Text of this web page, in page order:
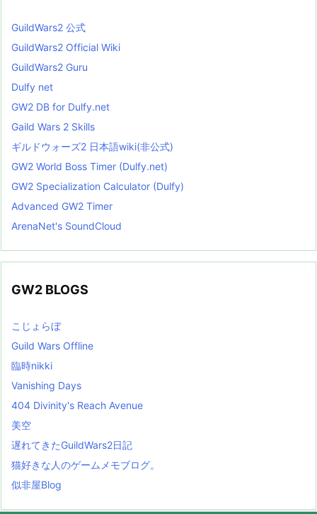
GuildWars2 公式
GuildWars2 Official Wiki
GuildWars2 Guru
Dulfy net
GW2 DB for Dulfy.net
Gaild Wars 2 Skills
ギルドウォーズ2 日本語wiki(非公式)
GW2 World Boss Timer (Dulfy.net)
GW2 Specialization Calculator (Dulfy)
Advanced GW2 Timer
ArenaNet's SoundCloud
GW2 BLOGS
こじょらぼ
Guild Wars Offline
臨時nikki
Vanishing Days
404 Divinity's Reach Avenue
美空
遅れてきたGuildWars2日記
猫好きな人のゲームメモブログ。
似非屋Blog